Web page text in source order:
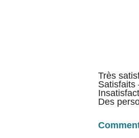
Très
Satisfaits
Des